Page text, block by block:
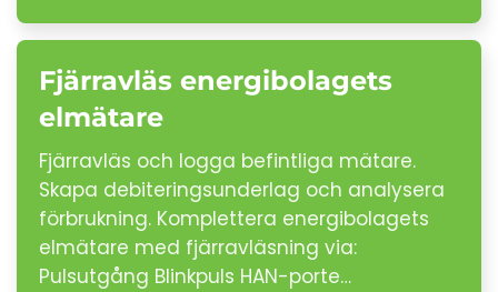
Fjärravläs energibolagets
elmätare
Fjärravläs och logga befintliga mätare.
Skapa debiteringsunderlag och analysera
förbrukning. Komplettera energibolagets
elmätare med fjärravläsning via:
Pulsutgång Blinkpuls HAN-porte…